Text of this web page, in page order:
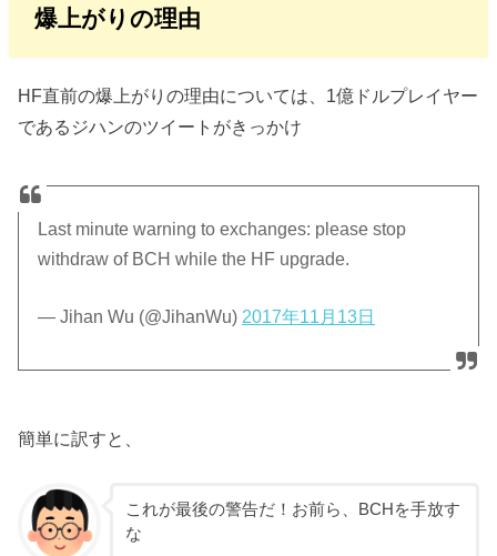
爆上がりの理由
HF直前の爆上がりの理由については、1億ドルプレイヤー
であるジハンのツイートがきっかけ
Last minute warning to exchanges: please stop
withdraw of BCH while the HF upgrade.
— Jihan Wu (@JihanWu) 2017年11月13日
簡単に訳すと、
これが最後の警告だ！お前ら、BCHを手放す
な